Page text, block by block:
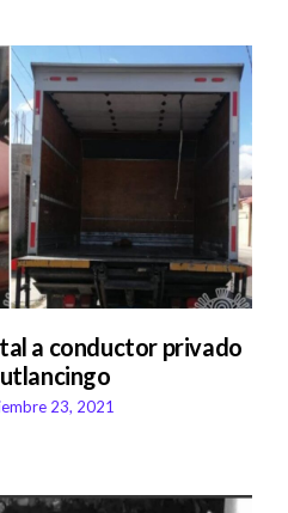
a conductor privado
23, 2021